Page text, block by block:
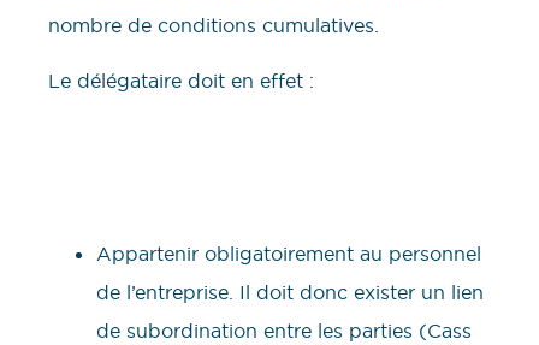
nombre de conditions cumulatives.
Le délégataire doit en effet :
Appartenir obligatoirement au personnel
de l’entreprise. Il doit donc exister un lien
de subordination entre les parties (Cass